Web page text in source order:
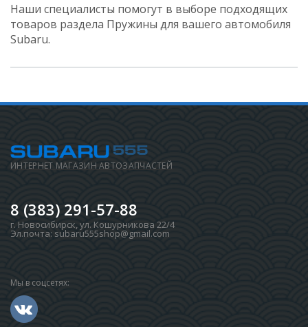
Наши специалисты помогут в выборе подходящих
товаров раздела Пружины для вашего автомобиля
Subaru.
ИНТЕРНЕТ МАГАЗИН АВТОЗАПЧАСТЕЙ
8 (383) 291-57-88
г. Новосибирск,ул. Кошурникова 22/4
Эл.почта: subaru555shop@gmail.com
Мы в соцсетях: